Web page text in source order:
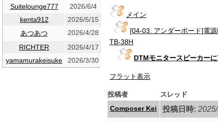
メイン
[04-03. アンダーボード]電
TB-38H
DTMモニタースピーカー
フラット表示
投稿者
スレッド
Composer Kei
投稿日時:
Suitelounge777
2026/6/4
kenta912
2026/5/15
あつあつ
2026/4/28
RICHTER
2026/4/17
yamamurakeisuke
2026/3/30